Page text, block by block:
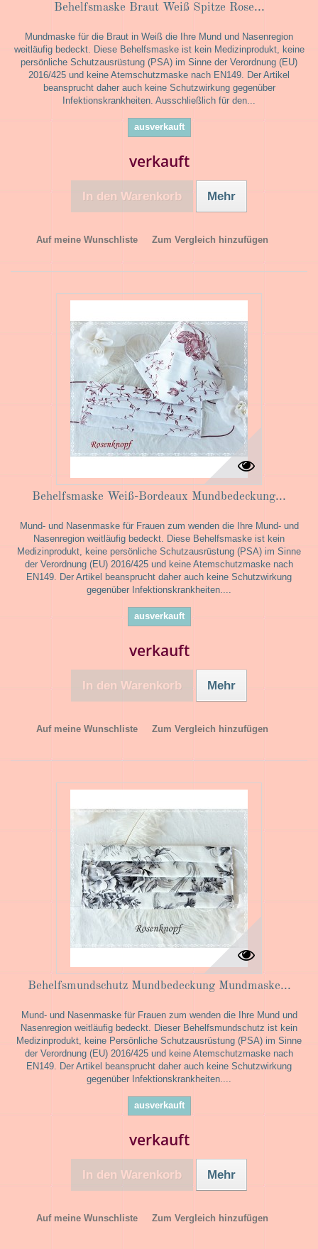
Behelfsmaske Braut Weiß Spitze Rose...
Mundmaske für die Braut in Weiß die Ihre Mund und Nasenregion
weitläufig bedeckt. Diese Behelfsmaske ist kein Medizinprodukt, keine
persönliche Schutzausrüstung (PSA) im Sinne der Verordnung (EU)
2016/425 und keine Atemschutzmaske nach EN149. Der Artikel
beansprucht daher auch keine Schutzwirkung gegenüber
Infektionskrankheiten. Ausschließlich für den...
ausverkauft
verkauft
In den Warenkorb Mehr
Auf meine Wunschliste Zum Vergleich hinzufügen
Behelfsmaske Weiß-Bordeaux Mundbedeckung...
Mund- und Nasenmaske für Frauen zum wenden die Ihre Mund- und
Nasenregion weitläufig bedeckt. Diese Behelfsmaske ist kein
Medizinprodukt, keine persönliche Schutzausrüstung (PSA) im Sinne
der Verordnung (EU) 2016/425 und keine Atemschutzmaske nach
EN149. Der Artikel beansprucht daher auch keine Schutzwirkung
gegenüber Infektionskrankheiten....
ausverkauft
verkauft
In den Warenkorb Mehr
Auf meine Wunschliste Zum Vergleich hinzufügen
Behelfsmundschutz Mundbedeckung Mundmaske...
Mund- und Nasenmaske für Frauen zum wenden die Ihre Mund und
Nasenregion weitläufig bedeckt. Dieser Behelfsmundschutz ist kein
Medizinprodukt, keine Persönliche Schutzausrüstung (PSA) im Sinne
der Verordnung (EU) 2016/425 und keine Atemschutzmaske nach
EN149. Der Artikel beansprucht daher auch keine Schutzwirkung
gegenüber Infektionskrankheiten....
ausverkauft
verkauft
In den Warenkorb Mehr
Auf meine Wunschliste Zum Vergleich hinzufügen